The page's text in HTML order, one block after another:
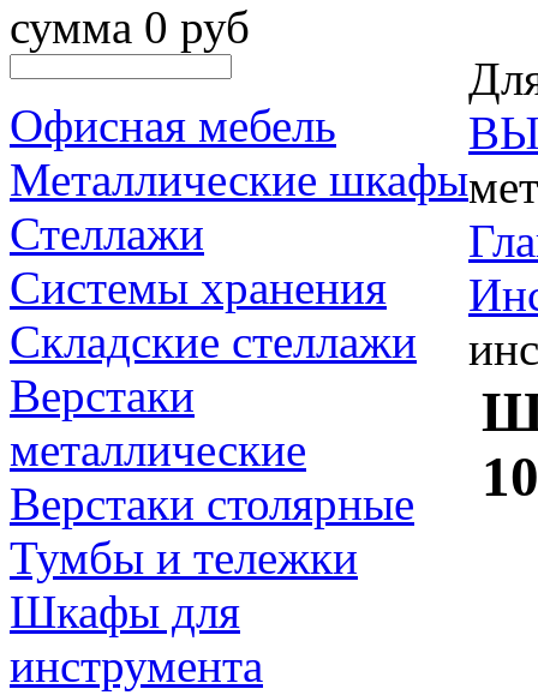
сумма 0 руб
Офисная мебель
Металлические шкафы
Стеллажи
Системы хранения
Складские стеллажи
Верстаки
металлические
Верстаки столярные
Тумбы и тележки
Шкафы для
инструмента
10